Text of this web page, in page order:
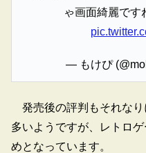
ゃ画面綺麗です
— もけぴ
発売後の評判もそれなり
多いようですが、レトロ
めとなっています。